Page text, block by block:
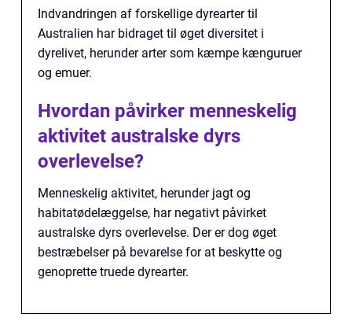
Indvandringen af forskellige dyrearter til
Australien har bidraget til øget diversitet i
dyrelivet, herunder arter som kæmpe kænguruer
og emuer.
Hvordan påvirker menneskelig
aktivitet australske dyrs
overlevelse?
Menneskelig aktivitet, herunder jagt og
habitatødelæggelse, har negativt påvirket
australske dyrs overlevelse. Der er dog øget
bestræbelser på bevarelse for at beskytte og
genoprette truede dyrearter.